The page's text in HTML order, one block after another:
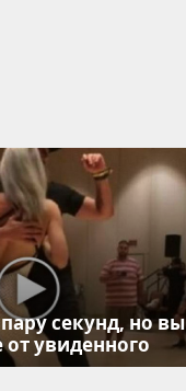
секунд, но вы
увиденного